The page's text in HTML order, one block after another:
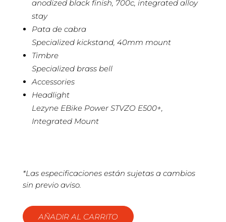
anodized black finish, 700c, integrated alloy
stay
Pata de cabra
Specialized kickstand, 40mm mount
Timbre
Specialized brass bell
Accessories
Headlight
Lezyne EBike Power STVZO E500+,
Integrated Mount
*Las especificaciones están sujetas a cambios
sin previo aviso.
AÑADIR AL CARRITO